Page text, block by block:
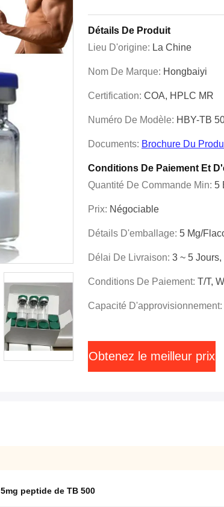
Détails De Produit
Lieu D'origine: La Chine
Nom De Marque: Hongbaiyi
Certification: COA, HPLC MR
Numéro De Modèle: HBY-TB
Documents: Brochure Du
Conditions De Paiement Et
Quantité De Commande Min: 5
Prix: Négociable
Détails D'emballage: 5 Mg/
Délai De Livraison: 3 ~ 5
Conditions De Paiement: T/T,
Capacité D'approvisionnement:
Obtenez le meilleur prix
5mg peptide de TB 500